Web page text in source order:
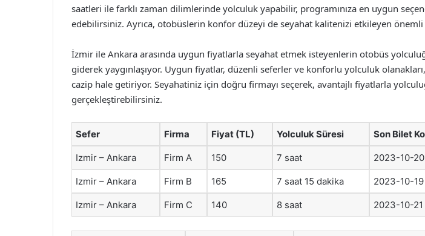
saatleri ile farklı zaman dilimlerinde yolculuk yapabilir, programınıza en uygun
edebilirsiniz. Ayrıca, otobüslerin konfor düzeyi de seyahat kalitenizi etkileyen
İzmir ile Ankara arasında uygun fiyatlarla seyahat etmek isteyenlerin otobüs
giderek yaygınlaşıyor. Uygun fiyatlar, düzenli seferler ve konforlu yolculuk
cazip hale getiriyor. Seyahatiniz için doğru firmayı seçerek, avantajlı fiyatlarla
gerçekleştirebilirsiniz.
Sefer Firma Fiyat (TL) Yolculuk Süresi Son Bilet
Izmir – Ankara Firm A 150 7 saat 2023-10-20
Izmir – Ankara Firm B 165 7 saat 15 dakika 2023-10-19
Izmir – Ankara Firm C 140 8 saat 2023-10-21